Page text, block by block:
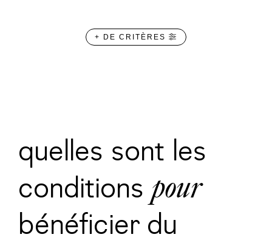
+ DE CRITÈRES
quelles sont les
conditionspour
bénéficier du